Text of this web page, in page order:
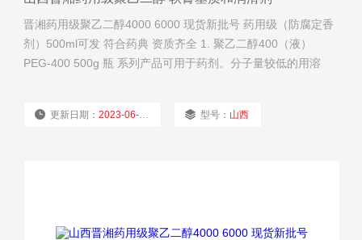
晋湘药用级聚乙二醇4000 6000 现货新批号 药用级（防腐定香
剂）500ml可发 符合药典 资质齐全 1. 聚乙二醇400（液）
PEG-400 500g 瓶 系列产品可用于药剂。分子量较低的用溶
做软胶囊。药辅有资质 2.聚乙二醇600（液）PEG-
更新日期：2023-06-01 型号： 山西